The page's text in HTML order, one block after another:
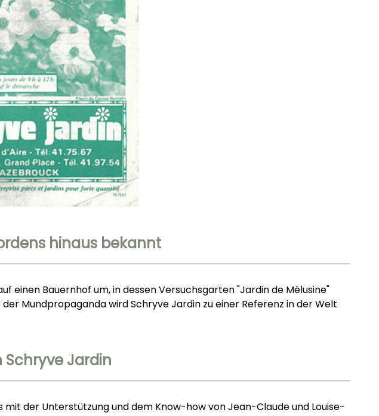
hinaus bekannt
einen Bauernhof um, in dessen Versuchsgarten "Jardin de Mélusine"
Mundpropaganda wird Schryve Jardin zu einer Referenz in der Welt
Schryve Jardin
der Unterstützung und dem Know-how von Jean-Claude und Louise-